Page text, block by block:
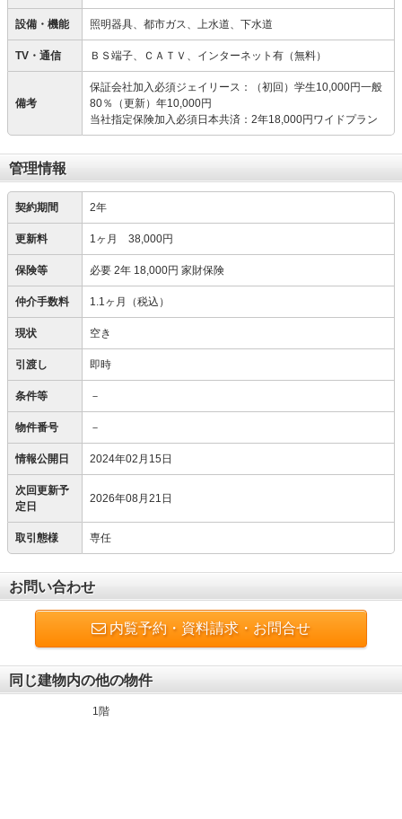
設備・機能 照明器具、都市ガス、上水道、下水道
TV・通信 ＢＳ端子、ＣＡＴＶ、インターネット有（無料）
備考
保証会社加入必須ジェイリース：（初回）学生10,000円一般
80％（更新）年10,000円
当社指定保険加入必須日本共済：2年18,000円ワイドプラン
管理情報
契約期間 2年
更新料 1ヶ月 38,000円
保険等 必要 2年 18,000円 家財保険
仲介手数料 1.1ヶ月（税込）
現状 空き
引渡し 即時
条件等 －
物件番号 －
情報公開日 2024年02月15日
次回更新予
定日
2026年08月21日
取引態様 専任
お問い合わせ
内覧予約・資料請求・お問合せ
同じ建物内の他の物件
1階